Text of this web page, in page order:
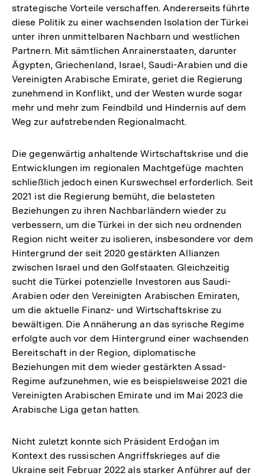
strategische Vorteile verschaffen. Andererseits führte
diese Politik zu einer wachsenden Isolation der Türkei
unter ihren unmittelbaren Nachbarn und westlichen
Partnern. Mit sämtlichen Anrainerstaaten, darunter
Ägypten, Griechenland, Israel, Saudi-Arabien und die
Vereinigten Arabische Emirate, geriet die Regierung
zunehmend in Konflikt, und der Westen wurde sogar
mehr und mehr zum Feindbild und Hindernis auf dem
Weg zur aufstrebenden Regionalmacht.
Die gegenwärtig anhaltende Wirtschaftskrise und die
Entwicklungen im regionalen Machtgefüge machten
schließlich jedoch einen Kurswechsel erforderlich. Seit
2021 ist die Regierung bemüht, die belasteten
Beziehungen zu ihren Nachbarländern wieder zu
verbessern, um die Türkei in der sich neu ordnenden
Region nicht weiter zu isolieren, insbesondere vor dem
Hintergrund der seit 2020 gestärkten Allianzen
zwischen Israel und den Golfstaaten. Gleichzeitig
sucht die Türkei potenzielle Investoren aus Saudi-
Arabien oder den Vereinigten Arabischen Emiraten,
um die aktuelle Finanz- und Wirtschaftskrise zu
bewältigen. Die Annäherung an das syrische Regime
erfolgte auch vor dem Hintergrund einer wachsenden
Bereitschaft in der Region, diplomatische
Beziehungen mit dem wieder gestärkten Assad-
Regime aufzunehmen, wie es beispielsweise 2021 die
Vereinigten Arabischen Emirate und im Mai 2023 die
Arabische Liga getan hatten.
Nicht zuletzt konnte sich Präsident Erdoğan im
Kontext des russischen Angriffskrieges auf die
Ukraine seit Februar 2022 als starker Anführer auf der